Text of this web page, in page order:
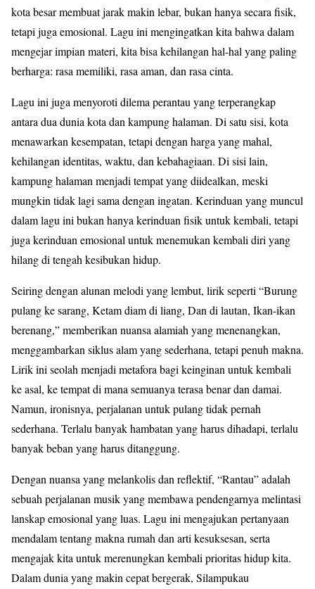
kota besar membuat jarak makin lebar, bukan hanya secara fisik,
tetapi juga emosional. Lagu ini mengingatkan kita bahwa dalam
mengejar impian materi, kita bisa kehilangan hal-hal yang paling
berharga: rasa memiliki, rasa aman, dan rasa cinta.
Lagu ini juga menyoroti dilema perantau yang terperangkap
antara dua dunia kota dan kampung halaman. Di satu sisi, kota
menawarkan kesempatan, tetapi dengan harga yang mahal,
kehilangan identitas, waktu, dan kebahagiaan. Di sisi lain,
kampung halaman menjadi tempat yang diidealkan, meski
mungkin tidak lagi sama dengan ingatan. Kerinduan yang muncul
dalam lagu ini bukan hanya kerinduan fisik untuk kembali, tetapi
juga kerinduan emosional untuk menemukan kembali diri yang
hilang di tengah kesibukan hidup.
Seiring dengan alunan melodi yang lembut, lirik seperti “Burung
pulang ke sarang, Ketam diam di liang, Dan di lautan, Ikan-ikan
berenang,” memberikan nuansa alamiah yang menenangkan,
menggambarkan siklus alam yang sederhana, tetapi penuh makna.
Lirik ini seolah menjadi metafora bagi keinginan untuk kembali
ke asal, ke tempat di mana semuanya terasa benar dan damai.
Namun, ironisnya, perjalanan untuk pulang tidak pernah
sederhana. Terlalu banyak hambatan yang harus dihadapi, terlalu
banyak beban yang harus ditanggung.
Dengan nuansa yang melankolis dan reflektif, “Rantau” adalah
sebuah perjalanan musik yang membawa pendengarnya melintasi
lanskap emosional yang luas. Lagu ini mengajukan pertanyaan
mendalam tentang makna rumah dan arti kesuksesan, serta
mengajak kita untuk merenungkan kembali prioritas hidup kita.
Dalam dunia yang makin cepat bergerak, Silampukau